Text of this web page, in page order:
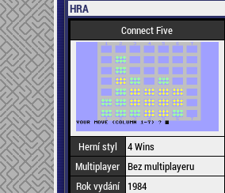
HRA
Connect Five
Herní styl
4 Wins
Multiplayer Bez multiplayeru
Rok vydání
1984